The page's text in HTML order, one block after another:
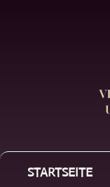
STARTSEITE